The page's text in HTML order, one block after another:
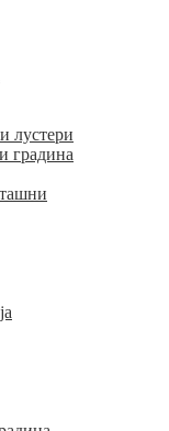
лустери
градина